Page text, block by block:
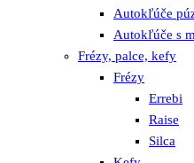
Autokľúče
Autokľúče s
Frézy, palce, kefy
Frézy
Errebi
Raise
Silca